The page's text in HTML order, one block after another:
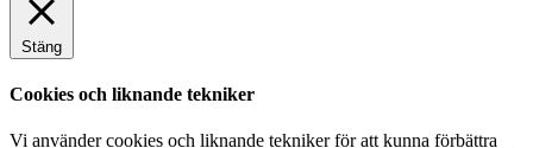
Stäng
Cookies och liknande tekniker
Vi använder cookies och liknande tekniker för att kunna förbättra